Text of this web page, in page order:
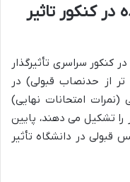
کنکور تاثیر
کنکور سراسری تأثیرگذار
از حدنصاب قبولی) در
امتحانات نهایی)
تشکیل می دهند، پایین
قبولی در دانشگاه تأثیر